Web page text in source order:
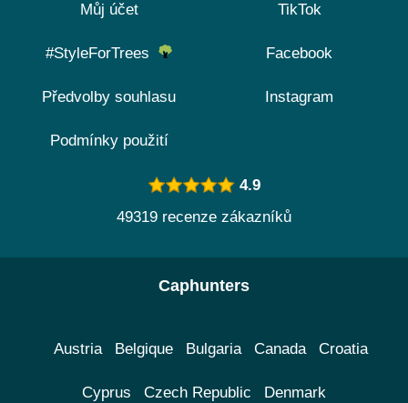
Můj účet
#StyleForTrees
Předvolby souhlasu
Podmínky použití
TikTok
Facebook
Instagram
4.9
49319 recenze zákazníků
Caphunters
Austria Belgique Bulgaria Canada Croatia
Cyprus Czech Republic Denmark